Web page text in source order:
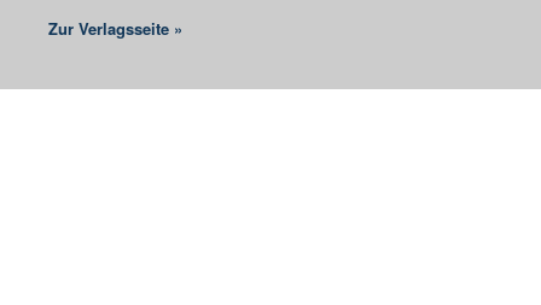
Zur Verlagsseite »